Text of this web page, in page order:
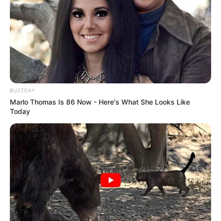
Benefícios
e riscos do uso da chupeta
BUZZDAY
Marlo Thomas Is 86 Now - Here's What She Looks Like
Today